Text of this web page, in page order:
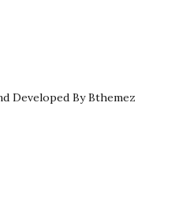
Developed By Bthemez